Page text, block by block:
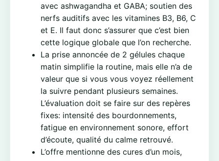
avec ashwagandha et GABA; soutien des
nerfs auditifs avec les vitamines B3, B6, C
et E. Il faut donc s’assurer que c’est bien
cette logique globale que l’on recherche.
La prise annoncée de 2 gélules chaque
matin simplifie la routine, mais elle n’a de
valeur que si vous vous voyez réellement
la suivre pendant plusieurs semaines.
L’évaluation doit se faire sur des repères
fixes: intensité des bourdonnements,
fatigue en environnement sonore, effort
d’écoute, qualité du calme retrouvé.
L’offre mentionne des cures d’un mois,